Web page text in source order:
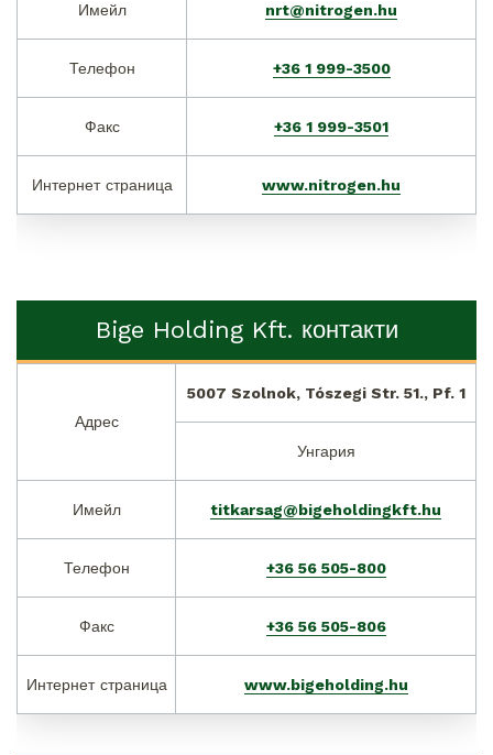
Имейл nrt@nitrogen.hu
Телефон +36 1 999-3500
Факс +36 1 999-3501
Интернет страница www.nitrogen.hu
Bige Holding Kft. контакти
Адрес
5007 Szolnok, Tószegi Str. 51., Pf. 1
Унгария
Имейл titkarsag@bigeholdingkft.hu
Телефон +36 56 505-800
Факс +36 56 505-806
Интернет страница www.bigeholding.hu